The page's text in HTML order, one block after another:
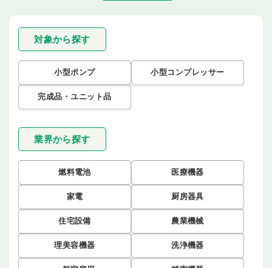
対象から探す
小型ポンプ 小型コンプレッサー
完成品・ユニット品
業界から探す
燃料電池 医療機器
家電 厨房器具
住宅設備 農業機械
理美容機器 洗浄機器